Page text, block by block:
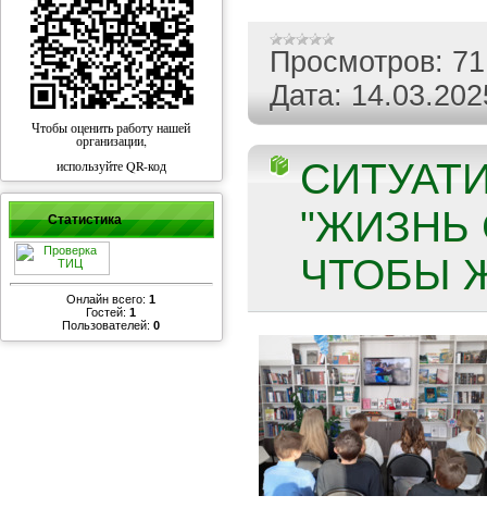
Чтобы оценить работу нашей
организации,
используйте QR-код
Статистика
Онлайн всего:1
Гостей:1
Пользователей:0
Просмотров: 71
Дата:
"ЖИЗНЬ
ЧТОБЫ